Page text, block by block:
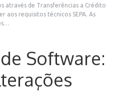
através de Transferências a Crédito
aos requisitos técnicos SEPA. As
Software: